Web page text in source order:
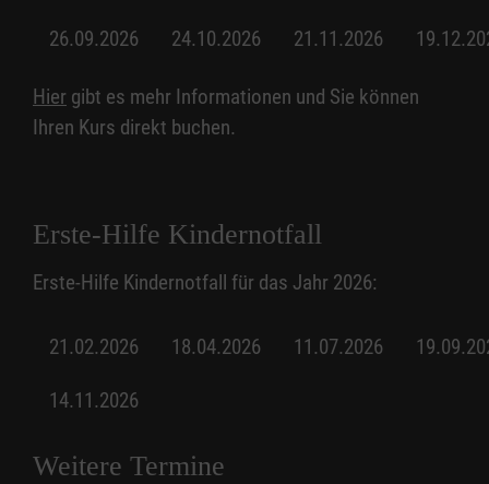
26.09.2026 24.10.2026 21.11.2026
Hier gibt es mehr Informationen und Sie können
Ihren Kurs direkt buchen.
Erste-Hilfe Kindernotfall
Erste-Hilfe Kindernotfall für das Jahr 2026:
21.02.2026 18.04.2026 11.07.2026
14.11.2026
Weitere Termine